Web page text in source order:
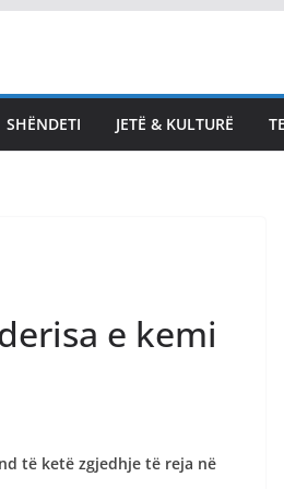
SHËNDETI JETË & KULTURË
e kemi
të ketë zgjedhje të reja në
dhe
gabim